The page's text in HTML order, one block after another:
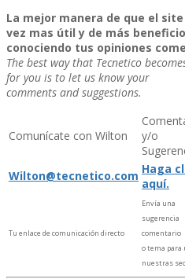
La mejor manera de que el
vez mas útil y de más
conociendo tus opiniones
The best way that Tecnetico
for you is to let us know your
comments and suggestions.
Comuní­cate con Wilton
y/o
Wilton@tecnetico.com Haga
aquí­.
Tu enlace de comunicación directo
Enví­a una
sugerencia
comentario
o tema para
nuestras